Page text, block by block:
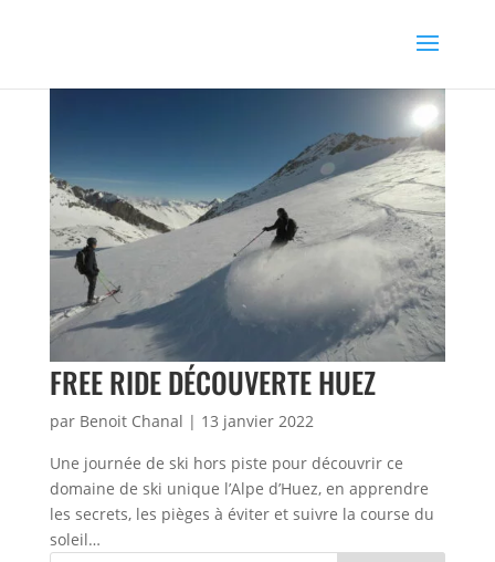
FREE RIDE DÉCOUVERTE HUEZ
par Benoit Chanal | 13 janvier 2022
Une journée de ski hors piste pour découvrir ce
domaine de ski unique l’Alpe d’Huez, en apprendre
les secrets, les pièges à éviter et suivre la course du
soleil…